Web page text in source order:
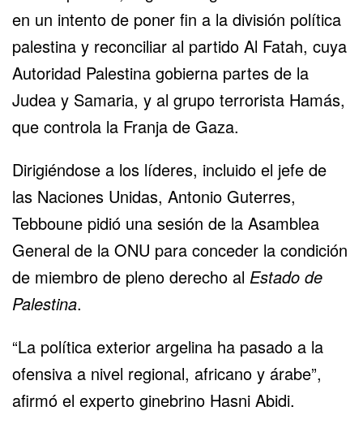
en un intento de poner fin a la división política
palestina y reconciliar al partido Al Fatah, cuya
Autoridad Palestina gobierna partes de la
Judea y Samaria, y al grupo terrorista Hamás,
que controla la Franja de Gaza.
Dirigiéndose a los líderes, incluido el jefe de
las Naciones Unidas, Antonio Guterres,
Tebboune pidió una sesión de la Asamblea
General de la ONU para conceder la condición
de miembro de pleno derecho al Estado de
Palestina.
“La política exterior argelina ha pasado a la
ofensiva a nivel regional, africano y árabe”,
afirmó el experto ginebrino Hasni Abidi.